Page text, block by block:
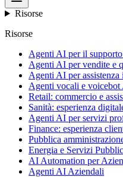
Risorse
Risorse
Agenti AI per il
Agenti AI per vendite e
Agenti AI per assistenza
Agenti vocali e voicebot
Retail: commercio e
Sanità: esperienza
Agenti AI per servizi
Finance: esperienza
Pubblica
Energia e Servizi
AI Automation per
Agenti AI Aziendali